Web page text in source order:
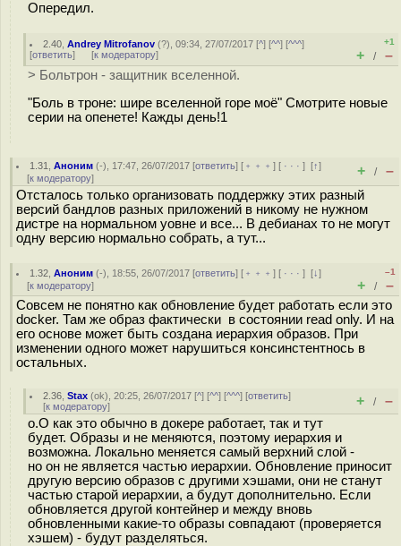
Опередил.
2.40 ,Andrey Mitrofanov (?), 09:34, 27/07/2017 [^] [^^] [^^^]
[ответить] [к модератору]
+1
+ / –
> Больтрон - защитник вселенной.
"Боль в троне: шире вселенной горе моё" Смотрите новые
серии на опенете! Кажды день!1
1.31 ,Аноним (-), 17:47, 26/07/2017 [ответить] [ ﹢﹢﹢] [ · · ·][↑]
[к модератору] + / –
Отсталось только организовать поддержку этих разный
версий бандлов разных приложений в никому не нужном
дистре на нормальном уовне и все... В дебианах то не могут
одну версию нормально собрать, а тут...
1.32 ,Аноним (-), 18:55, 26/07/2017 [ответить] [ ﹢﹢﹢] [ · · ·][↓]
[к модератору]
–1
+ / –
Совсем не понятно как обновление будет работать если это
docker. Там же образ фактически в состоянии read only. И на
его основе может быть создана иерархия образов. При
изменении одного может нарушиться консинстентнось в
остальных.
2.36 ,Stax (ok), 20:25, 26/07/2017 [^] [^^] [^^^] [ответить]
[к модератору] + / –
o.O как это обычно в докере работает, так и тут
будет. Образы и не меняются, поэтому иерархия и
возможна. Локально меняется самый верхний слой -
но он не является частью иерархии. Обновление приносит
другую версию образов с другими хэшами, они не станут
частью старой иерархии, а будут дополнительно. Если
обновляется другой контейнер и между вновь
обновленными какие-то образы совпадают (проверяется
хэшем) - будут разделяться.